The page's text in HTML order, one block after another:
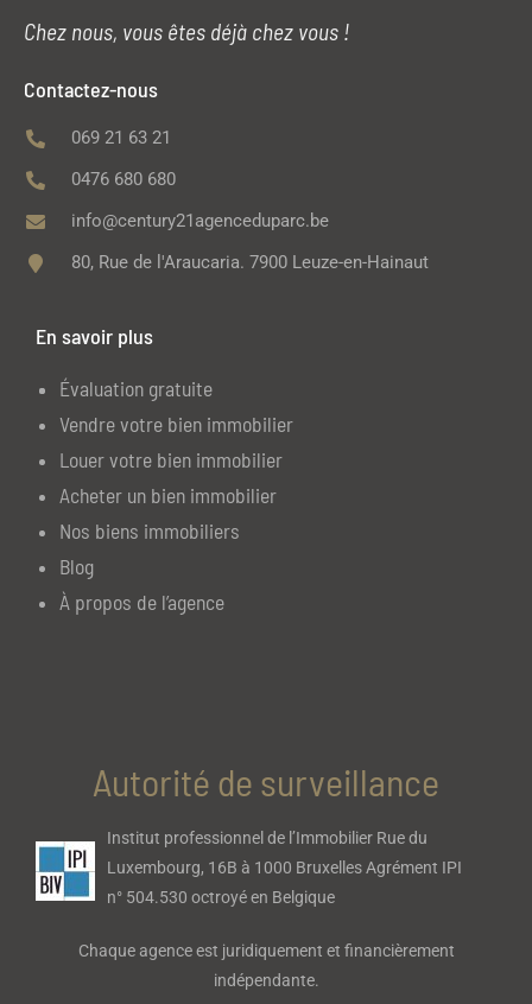
Chez nous, vous êtes déjà chez vous !
Contactez-nous
069 21 63 21
0476 680 680
info@century21agenceduparc.be
80, Rue de l'Araucaria. 7900 Leuze-en-Hainaut
En savoir plus
Évaluation gratuite
Vendre votre bien immobilier
Louer votre bien immobilier
Acheter un bien immobilier
Nos biens immobiliers
Blog
À propos de l’agence
Autorité de surveillance
Institut professionnel de l’Immobilier Rue du
Luxembourg, 16B à 1000 Bruxelles Agrément IPI
n° 504.530 octroyé en Belgique
Chaque agence est juridiquement et financièrement
indépendante.